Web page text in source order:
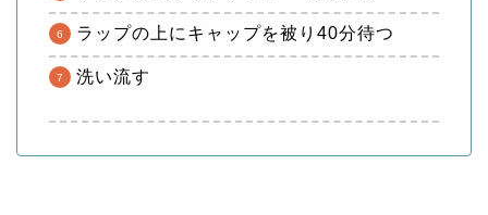
ラップの上にキャップを被り40分待つ
洗い流す